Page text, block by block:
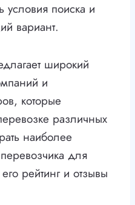
условия поиска и
вариант.
широкий
и
которые
различных
наиболее
для
рейтинг и отзывы